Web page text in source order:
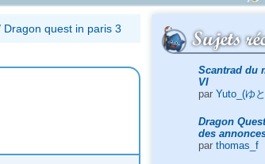
Sujets
Scantrad du
VI
par Yuto_(ゆ
Dragon
des
par thomas_f
Dragon quest in paris 3